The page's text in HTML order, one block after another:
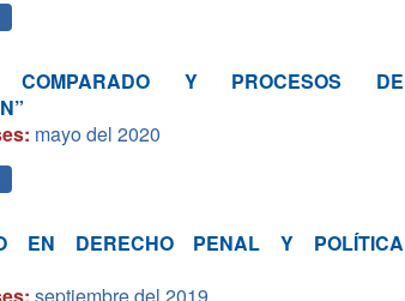
COMPARADO Y PROCESOS DE
mayo del 2020
EN DERECHO PENAL Y POLÍTICA